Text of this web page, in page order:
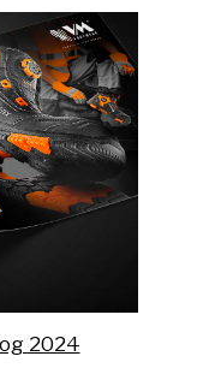
2024